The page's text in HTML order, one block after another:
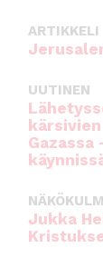
ARTIKKELI
UUTINEN
Gazassa
Jukka